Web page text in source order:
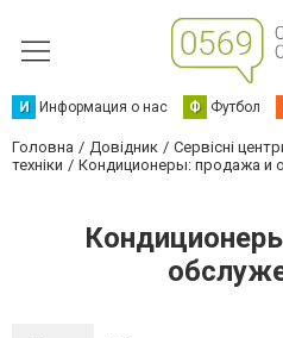
И Информация о нас Ф Футбол
Головна Довідник Сервісні
техніки
Кондиционеры: продажа и